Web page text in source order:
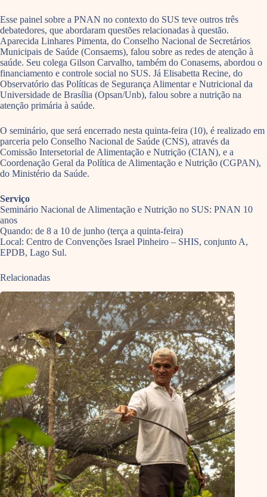
Esse painel sobre a PNAN no contexto do SUS teve outros três
debatedores, que abordaram questões relacionadas à questão.
Aparecida Linhares Pimenta, do Conselho Nacional de Secretários
Municipais de Saúde (Consaems), falou sobre as redes de atenção à
saúde. Seu colega Gilson Carvalho, também do Conasems, abordou o
financiamento e controle social no SUS. Já Elisabetta Recine, do
Observatório das Políticas de Segurança Alimentar e Nutricional da
Universidade de Brasília (Opsan/Unb), falou sobre a nutrição na
atenção primária à saúde.
O seminário, que será encerrado nesta quinta-feira (10), é realizado em
parceria pelo Conselho Nacional de Saúde (CNS), através da
Comissão Intersetorial de Alimentação e Nutrição (CIAN), e a
Coordenação Geral da Política de Alimentação e Nutrição (CGPAN),
do Ministério da Saúde.
Serviço
Seminário Nacional de Alimentação e Nutrição no SUS: PNAN 10
anos
Quando: de 8 a 10 de junho (terça a quinta-feira)
Local: Centro de Convenções Israel Pinheiro – SHIS, conjunto A,
EPDB, Lago Sul.
Relacionadas